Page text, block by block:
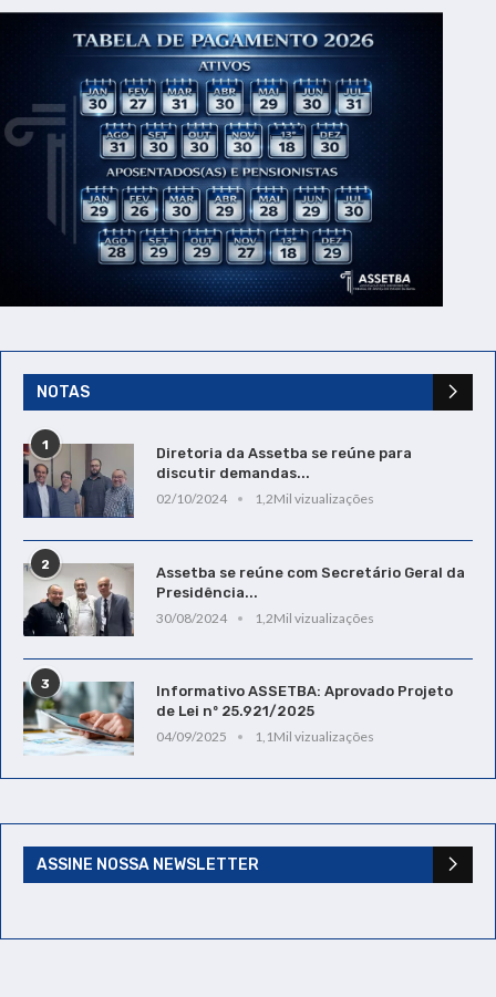
NOTAS
1
Diretoria da Assetba se reúne para
discutir demandas...
02/10/2024
1,2Mil vizualizações
2
Assetba se reúne com Secretário Geral da
Presidência...
30/08/2024
1,2Mil vizualizações
3
Informativo ASSETBA: Aprovado Projeto
de Lei nº 25.921/2025
04/09/2025
1,1Mil vizualizações
ASSINE NOSSA NEWSLETTER